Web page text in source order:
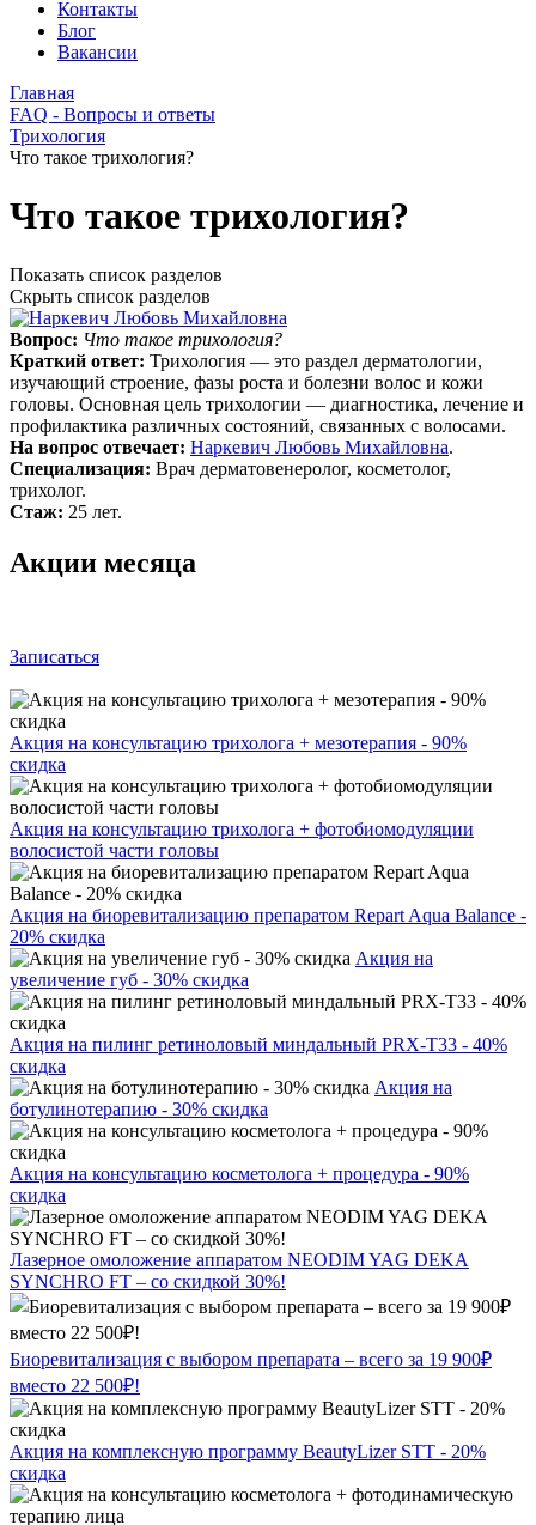
Контакты
Блог
Вакансии
Главная
FAQ - Вопросы и ответы
Трихология
Что такое трихология?
Что такое трихология?
Показать список разделов
Скрыть список разделов
Вопрос: Что такое трихология?
Краткий ответ: Трихология — это раздел дерматологии,
изучающий строение, фазы роста и болезни волос и кожи
головы. Основная цель трихологии — диагностика, лечение и
профилактика различных состояний, связанных с волосами.
На вопрос отвечает: Наркевич Любовь Михайловна.
Специализация: Врач дерматовенеролог, косметолог,
трихолог.
Стаж: 25 лет.
Акции месяца
Записаться
Акция на консультацию трихолога + мезотерапия - 90%
скидка
Акция на консультацию трихолога + фотобиомодуляции
волосистой части головы
Акция на биоревитализацию препаратом Repart Aqua Balance -
20% скидка
Акция на
увеличение губ - 30% скидка
Акция на пилинг ретиноловый миндальный PRX-T33 - 40%
скидка
Акция на
ботулинотерапию - 30% скидка
Акция на консультацию косметолога + процедура - 90%
скидка
Лазерное омоложение аппаратом NEODIM YAG DEKA
SYNCHRO FT – со скидкой 30%!
Биоревитализация с выбором препарата – всего за 19 900₽
вместо 22 500₽!
Акция на комплексную программу BeautyLizer STT - 20%
скидка